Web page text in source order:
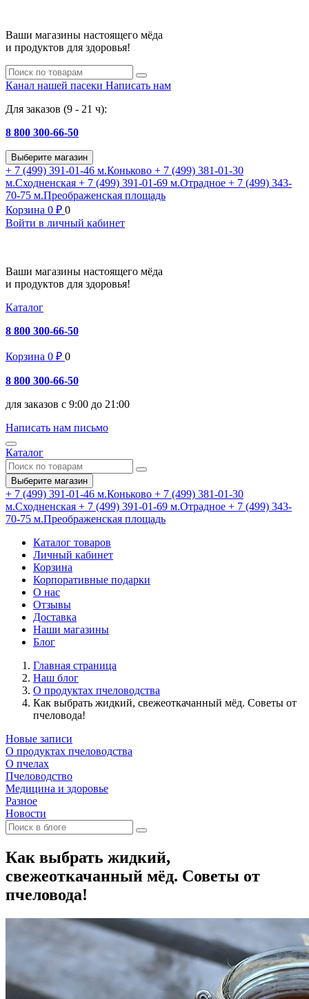
Ваши магазины настоящего мёда
и продуктов для здоровья!
Канал нашей пасеки Написать нам
Для заказов (9 - 21 ч):
8 800 300-66-50
Выберите магазин
+ 7 (499) 391-01-46 м.Коньково + 7 (499) 381-01-30
м.Сходненская + 7 (499) 391-01-69 м.Отрадное + 7 (499) 343-
70-75 м.Преображенская площадь
Корзина 0 ₽ 0
Войти в личный кабинет
Ваши магазины настоящего мёда
и продуктов для здоровья!
Каталог
8 800 300-66-50
Корзина 0 ₽ 0
8 800 300-66-50
для заказов с 9:00 до 21:00
Написать нам письмо
Каталог
Выберите магазин
+ 7 (499) 391-01-46 м.Коньково + 7 (499) 381-01-30
м.Сходненская + 7 (499) 391-01-69 м.Отрадное + 7 (499) 343-
70-75 м.Преображенская площадь
Каталог товаров
Личный кабинет
Корзина
Корпоративные подарки
О нас
Отзывы
Доставка
Наши магазины
Блог
Главная страница
Наш блог
О продуктах пчеловодства
Как выбрать жидкий, свежеоткачанный мёд. Советы от
пчеловода!
Новые записи
О продуктах пчеловодства
О пчелах
Пчеловодство
Медицина и здоровье
Разное
Новости
Как выбрать жидкий,
свежеоткачанный мёд. Советы от
пчеловода!